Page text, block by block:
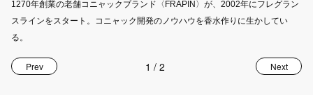
1270年創業の老舗コニャックブランド〈FRAPIN〉が、2002年にフレグラン
スラインをスタート。コニャック開発のノウハウを香水作りに生かしてい
る。
1 /2
Prev Next